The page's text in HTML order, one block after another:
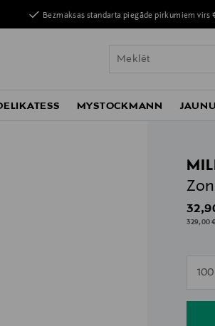
Bezmaksas standarta piegāde pirkumiem virs
MYSTOCKMANN
329,00